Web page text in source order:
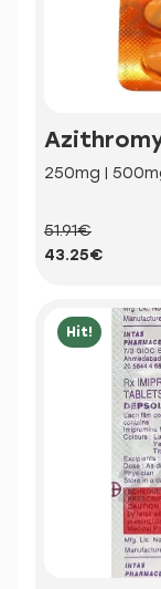
250mg |
51.91€
43.25€
Hit!